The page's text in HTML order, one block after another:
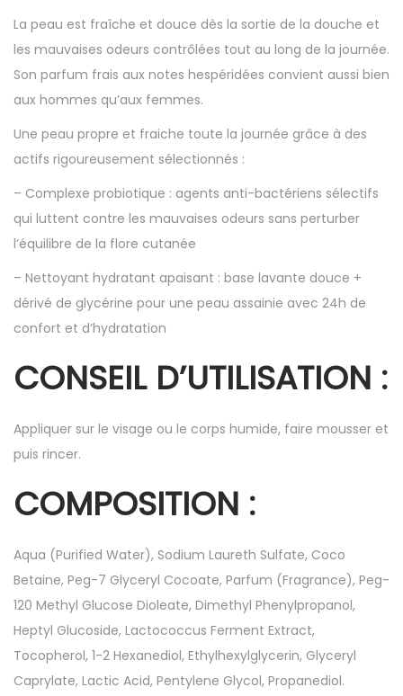
La peau est fraîche et douce dès la sortie de la douche et
les mauvaises odeurs contrôlées tout au long de la journée.
Son parfum frais aux notes hespéridées convient aussi bien
aux hommes qu’aux femmes.
Une peau propre et fraiche toute la journée grâce à des
actifs rigoureusement sélectionnés :
– Complexe probiotique : agents anti-bactériens sélectifs
qui luttent contre les mauvaises odeurs sans perturber
l’équilibre de la flore cutanée
– Nettoyant hydratant apaisant : base lavante douce +
dérivé de glycérine pour une peau assainie avec 24h de
confort et d’hydratation
CONSEIL D’UTILISATION :
Appliquer sur le visage ou le corps humide, faire mousser et
puis rincer.
COMPOSITION :
Aqua (Purified Water), Sodium Laureth Sulfate, Coco
Betaine, Peg-7 Glyceryl Cocoate, Parfum (Fragrance), Peg-
120 Methyl Glucose Dioleate, Dimethyl Phenylpropanol,
Heptyl Glucoside, Lactococcus Ferment Extract,
Tocopherol, 1-2 Hexanediol, Ethylhexylglycerin, Glyceryl
Caprylate, Lactic Acid, Pentylene Glycol, Propanediol.